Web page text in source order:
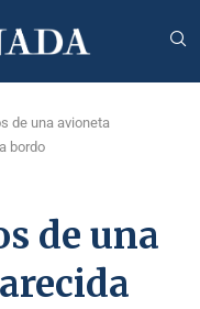
de una avioneta
bordo
de una